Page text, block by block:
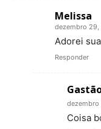
Melissa
dezembro
Adorei
Responder
Coisa